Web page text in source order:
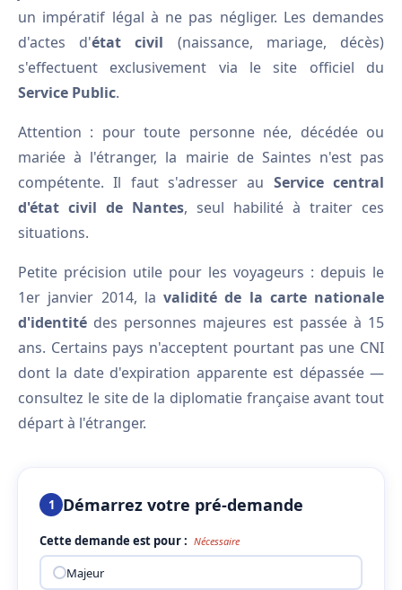
un impératif légal à ne pas négliger. Les demandes
d'actes d'état civil (naissance, mariage, décès)
s'effectuent exclusivement via le site officiel du
Service Public.
Attention : pour toute personne née, décédée ou
mariée à l'étranger, la mairie de Saintes n'est pas
compétente. Il faut s'adresser au Service central
d'état civil de Nantes, seul habilité à traiter ces
situations.
Petite précision utile pour les voyageurs : depuis le
1er janvier 2014, la validité de la carte nationale
d'identité des personnes majeures est passée à 15
ans. Certains pays n'acceptent pourtant pas une CNI
dont la date d'expiration apparente est dépassée —
consultez le site de la diplomatie française avant tout
départ à l'étranger.
1 Démarrez votre pré-demande
Cette demande est pour : Nécessaire
Majeur